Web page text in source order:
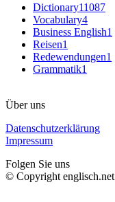
Dictionary11087
Vocabulary4
Business English1
Reisen1
Redewendungen1
Grammatik1
Über uns
Datenschutzerklärung
Impressum
Folgen Sie uns
© Copyright englisch.net